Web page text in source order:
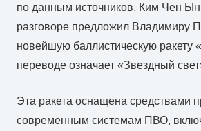
по данным источников, Ким Чен
разговоре предложил Владимиру
новейшую баллистическую ракету
переводе означает «Звездный
Эта ракета оснащена средствами
современным системам ПВО,